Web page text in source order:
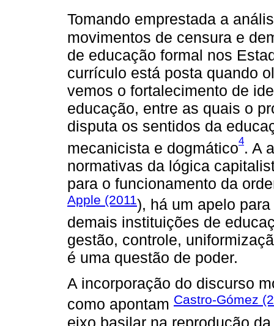
Tomando emprestada a
movimentos de censura e
de educação formal nos
currículo está posta quando
vemos o fortalecimento de
educação, entre as quais o
disputa os sentidos da
mecanicista e dogmático4. A
normativas da lógica
para o funcionamento da
Apple (2011), há um apelo
demais instituições de
gestão, controle,
é uma questão de poder.
A incorporação do discurso
como apontam Castro-Gómez
eixo basilar na reprodução